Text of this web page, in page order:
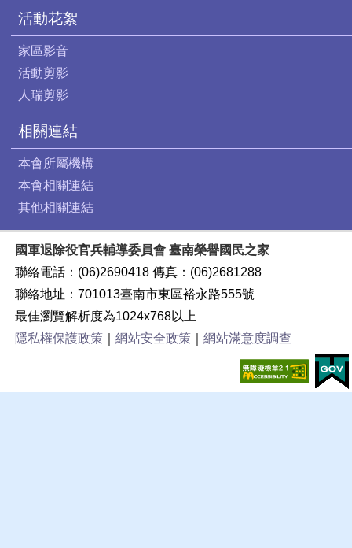
活動花絮
家區影音
活動剪影
人瑞剪影
相關連結
本會所屬機構
本會相關連結
其他相關連結
國軍退除役官兵輔導委員會 臺南榮譽國民之家
聯絡電話：(06)2690418 傳真：(06)2681288
聯絡地址：701013臺南市東區裕永路555號
最佳瀏覽解析度為1024x768以上
隱私權保護政策｜ 網站安全政策｜ 網站滿意度調查